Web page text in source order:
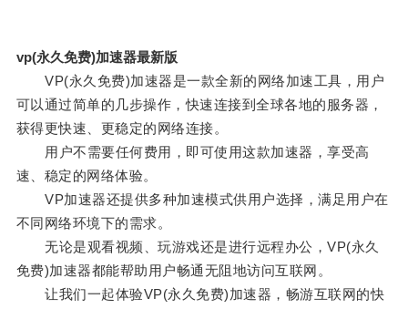
vp(永久免费)加速器最新版
VP(永久免费)加速器是一款全新的网络加速工具，用户
可以通过简单的几步操作，快速连接到全球各地的服务器，
获得更快速、更稳定的网络连接。
用户不需要任何费用，即可使用这款加速器，享受高
速、稳定的网络体验。
VP加速器还提供多种加速模式供用户选择，满足用户在
不同网络环境下的需求。
无论是观看视频、玩游戏还是进行远程办公，VP(永久
免费)加速器都能帮助用户畅通无阻地访问互联网。
让我们一起体验VP(永久免费)加速器，畅游互联网的快